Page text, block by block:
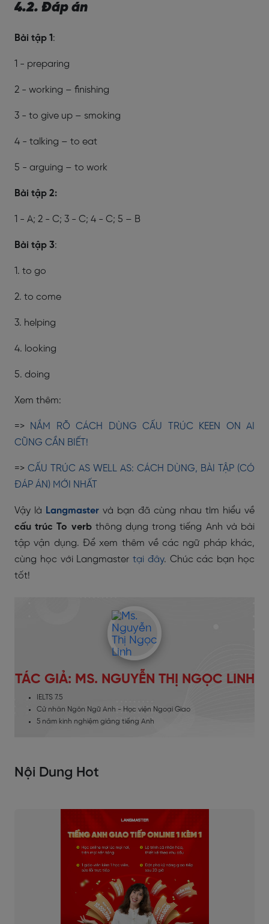
4.2. Đáp án
Bài tập 1 :
1 - preparing
2 - working – finishing
3 - to give up – smoking
4 - talking – to eat
5 - arguing – to work
Bài tập 2:
1 - A; 2 - C; 3 - C; 4 - C; 5 – B
Bài tập 3:
1. to go
2. to come
3. helping
4. looking
5. doing
Xem thêm:
=> NẮM RÕ CÁCH DÙNG CẤU TRÚC KEEN ON AI
CŨNG CẦN BIẾT!
=> CẤU TRÚC AS WELL AS: CÁCH DÙNG, BÀI TẬP (CÓ
ĐÁP ÁN) MỚI NHẤT
Vậy là Langmaster và bạn đã cùng nhau tìm hiểu về
cấu trúc To verbthông dụng trong tiếng Anh và bài
tập vận dụng. Để xem thêm về các ngữ pháp khác,
cùng học với Langmastertại đây. Chúc các bạn học
tốt!
TÁC GIẢ: MS. NGUYỄN THỊ NGỌC LINH
IELTS 7.5
Cử nhân Ngôn Ngữ Anh - Học viện Ngoại Giao
5 năm kinh nghiệm giảng tiếng Anh
Nội Dung Hot